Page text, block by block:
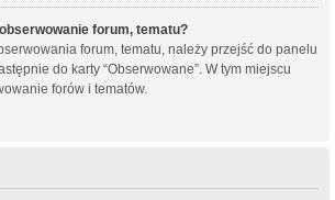
forum, tematu?
forum, tematu, należy przejść do panelu
do karty “Obserwowane”. W tym miejscu
forów i tematów.